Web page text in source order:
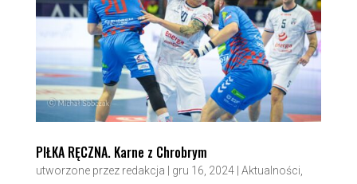
PIŁKA RĘCZNA. Karne z Chrobrym
utworzone przez redakcja gru 16, 2024| Aktualności